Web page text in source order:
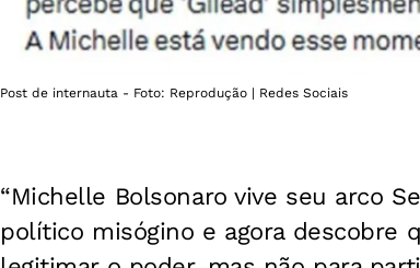
Post de internauta - Foto: Reprodução | Redes Sociais
“Michelle Bolsonaro vive seu arco
político misógino e agora descobre